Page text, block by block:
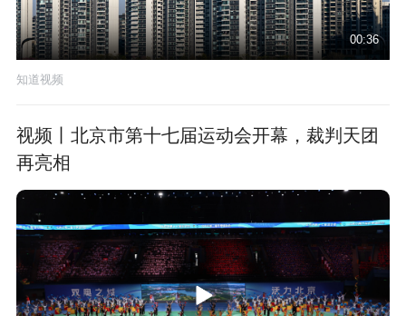
00:36
知道视频
视频丨北京市第十七届运动会开幕，裁判天团
再亮相